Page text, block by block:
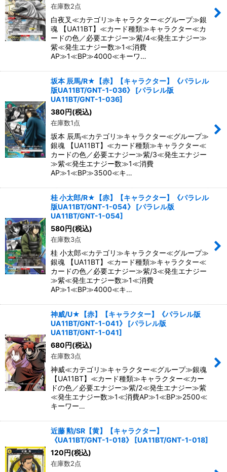
在庫数2点
白夜叉≪カテゴリ≫キャラクター≪グループ≫銀
魂 【UA11BT】≪カード種類≫キャラクター≪カ
ードの色／必要エナジー≫紫/4≪発生エナジー≫
紫≪発生エナジー数≫1≪消費
AP≫1≪BP≫4000≪キーワ…
坂本 辰馬/R★【赤】【キャラクター】《パラレル
版UA11BT/GNT-1-036》
[パラレル版
UA11BT/GNT-1-036]
380円(税込)
在庫数1点
坂本 辰馬≪カテゴリ≫キャラクター≪グループ≫
銀魂 【UA11BT】≪カード種類≫キャラクター≪
カードの色／必要エナジー≫紫/3≪発生エナジー
≫紫≪発生エナジー数≫1≪消費
AP≫1≪BP≫3500≪キ…
桂 小太郎/R★【赤】【キャラクター】《パラレル
版UA11BT/GNT-1-054》
[パラレル版
UA11BT/GNT-1-054]
580円(税込)
在庫数3点
桂 小太郎≪カテゴリ≫キャラクター≪グループ≫
銀魂 【UA11BT】≪カード種類≫キャラクター≪
カードの色／必要エナジー≫紫/3≪発生エナジー
≫紫≪発生エナジー数≫1≪消費
AP≫1≪BP≫4000≪キ…
神威/U★【赤】【キャラクター】《パラレル版
UA11BT/GNT-1-041》
[パラレル版
UA11BT/GNT-1-041]
680円(税込)
在庫数3点
神威≪カテゴリ≫キャラクター≪グループ≫銀魂
【UA11BT】≪カード種類≫キャラクター≪カー
ドの色／必要エナジー≫紫/2≪発生エナジー≫紫
≪発生エナジー数≫1≪消費AP≫1≪BP≫2500≪
キーワー…
近藤 勲/SR【黄】【キャラクター】
《UA11BT/GNT-1-018》
[UA11BT/GNT-1-018]
120円(税込)
在庫数2点